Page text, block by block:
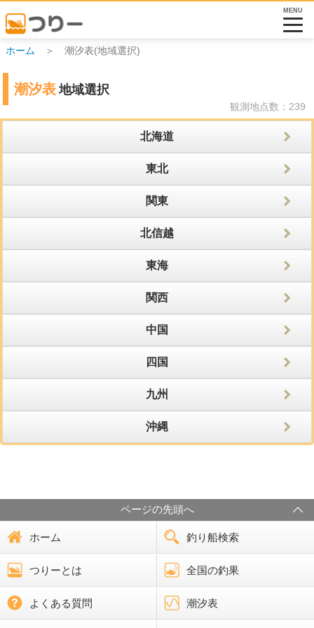
MENU
ホーム ＞ 潮汐表(地域選択)
潮汐表 地域選択
観測地点数：239
北海道
東北
関東
北信越
東海
関西
中国
四国
九州
沖縄
ページの先頭へ
ホーム 釣り船検索
つりーとは 全国の釣果
よくある質問 潮汐表